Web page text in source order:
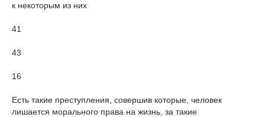
к некоторым из них
41
43
16
Есть такие преступления, совершив которые, человек
лишается морального права на жизнь, за такие